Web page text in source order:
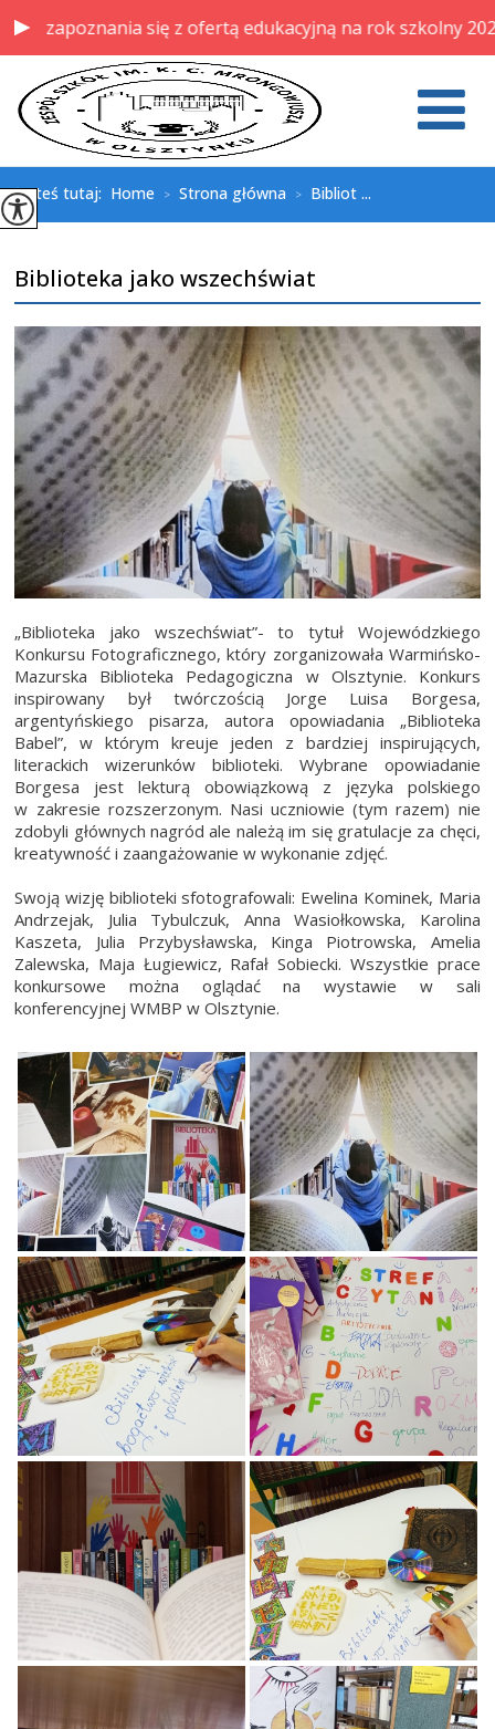
się z ofertą edukacyjną na rok szkolny 2026/
Jesteś tutaj: Home > Strona główna > Bibliot ...
Biblioteka jako wszechświat
„Biblioteka jako wszechświat”- to tytuł Wojewódzkiego
Konkursu Fotograficznego, który zorganizowała Warmińsko-
Mazurska Biblioteka Pedagogiczna w Olsztynie. Konkurs
inspirowany był twórczością Jorge Luisa Borgesa,
argentyńskiego pisarza, autora opowiadania „Biblioteka
Babel”, w którym kreuje jeden z bardziej inspirujących,
literackich wizerunków biblioteki. Wybrane opowiadanie
Borgesa jest lekturą obowiązkową z języka polskiego
w zakresie rozszerzonym. Nasi uczniowie (tym razem) nie
zdobyli głównych nagród ale należą im się gratulacje za chęci,
kreatywność i zaangażowanie w wykonanie zdjęć.
Swoją wizję biblioteki sfotografowali: Ewelina Kominek, Maria
Andrzejak, Julia Tybulczuk, Anna Wasiołkowska, Karolina
Kaszeta, Julia Przybysławska, Kinga Piotrowska, Amelia
Zalewska, Maja Ługiewicz, Rafał Sobiecki. Wszystkie prace
konkursowe można oglądać na wystawie w sali
konferencyjnej WMBP w Olsztynie.